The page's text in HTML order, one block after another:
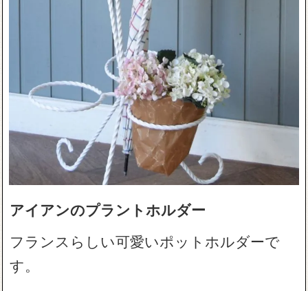
アイアンのプラントホルダー
フランスらしい可愛いポットホルダーで
す。